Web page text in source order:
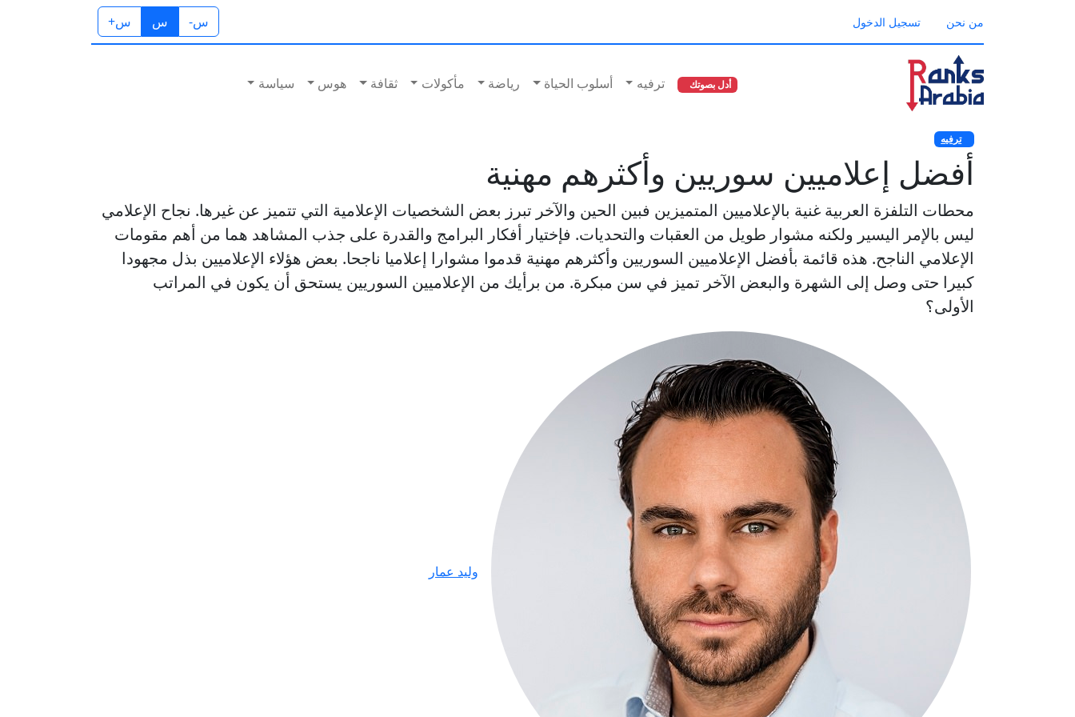
من نحن تسجيل الدخول س- س س+
أدل بصوتك ترفيه أسلوب الحياة رياضة مأكولات ثقافة هوس سياسة
ترفيه
أفضل إعلاميين سوريين وأكثرهم مهنية
محطات التلفزة العربية غنية بالإعلاميين المتميزين فبين الحين والآخر تبرز بعض الشخصيات الإعلامية التي تتميز عن غيرها. نجاح الإعلامي
ليس بالإمر اليسير ولكنه مشوار طويل من العقبات والتحديات. فإختيار أفكار البرامج والقدرة على جذب المشاهد هما من أهم مقومات
الإعلامي الناجح. هذه قائمة بأفضل الإعلاميين السوريين وأكثرهم مهنية قدموا مشوارا إعلاميا ناجحا. بعض هؤلاء الإعلاميين بذل مجهودا
كبيرا حتى وصل إلى الشهرة والبعض الآخر تميز في سن مبكرة. من برأيك من الإعلاميين السوريين يستحق أن يكون في المراتب
الأولى؟
وليد عمار